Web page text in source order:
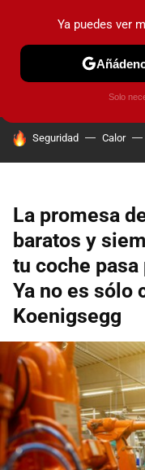
PRUEBAS COCHES
HOY SE HABLA DE
Seguridad Calor
La promesa
baratos y
tu coche
Ya no es sólo
Koenigsegg
Ya puedes ver
Solo